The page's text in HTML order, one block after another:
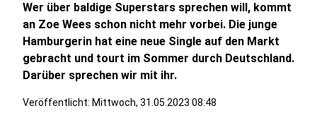
Wer über baldige Superstars sprechen will, kommt
an Zoe Wees schon nicht mehr vorbei. Die junge
Hamburgerin hat eine neue Single auf den Markt
gebracht und tourt im Sommer durch Deutschland.
Darüber sprechen wir mit ihr.
Veröffentlicht: Mittwoch, 31.05.2023 08:48